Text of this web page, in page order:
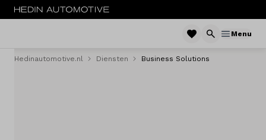
Menu
Menu
Hedinautomotive.nl Diensten Business Solutions